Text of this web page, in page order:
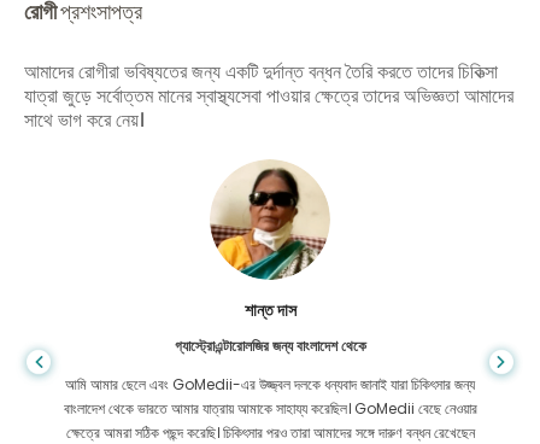
রোগীপ্রশংসাপত্র
আমাদের রোগীরা ভবিষ্যতের জন্য একটি দুর্দান্ত বন্ধন তৈরি করতে তাদের চিকিত্সা
যাত্রা জুড়ে সর্বোত্তম মানের স্বাস্থ্যসেবা পাওয়ার ক্ষেত্রে তাদের অভিজ্ঞতা আমাদের
সাথে ভাগ করে নেয়।
শান্ত দাস
গ্যাস্ট্রোএন্টারোলজির জন্য বাংলাদেশ থেকে
আমি আমার ছেলে এবং GoMedii-এর উজ্জ্বল দলকে ধন্যবাদ জানাই যারা চিকিৎসার জন্য
বাংলাদেশ থেকে ভারতে আমার যাত্রায় আমাকে সাহায্য করেছিল। GoMedii বেছে নেওয়ার
ক্ষেত্রে আমরা সঠিক পছন্দ করেছি। চিকিৎসার পরও তারা আমাদের সঙ্গে দারুণ বন্ধন রেখেছেন